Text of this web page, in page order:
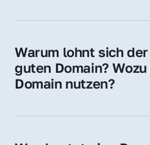
Sie erhalten alle Rechte
Domain.
Warum lohnt sich
guten Domain?
Domain nutzen?
Vertrauen und